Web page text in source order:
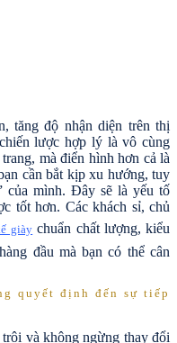
tăng độ nhận diện trên thị
lược hợp lý là vô cùng
mà điển hình hơn cả là
cần bắt kịp xu hướng, tuy
của mình. Đây sẽ là yếu tố
tốt hơn. Các khách sỉ, chủ
giày chuẩn chất lượng, kiểu
đầu mà bạn có thể cân
quyết định đến sự tiếp
và không ngừng thay đổi